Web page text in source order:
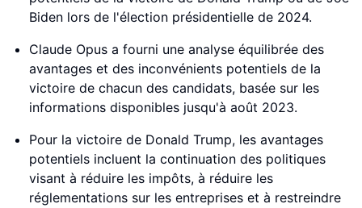
Biden lors de l'élection présidentielle de 2024.
Claude Opus a fourni une analyse équilibrée des
avantages et des inconvénients potentiels de la
victoire de chacun des candidats, basée sur les
informations disponibles jusqu'à août 2023.
Pour la victoire de Donald Trump, les avantages
potentiels incluent la continuation des politiques
visant à réduire les impôts, à réduire les
réglementations sur les entreprises et à restreindre